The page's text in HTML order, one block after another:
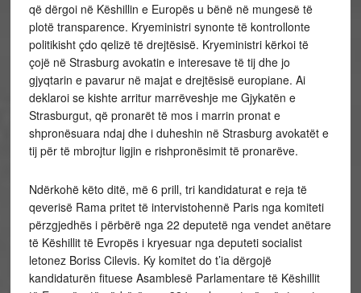
që dërgoi në Këshillin e Europës u bënë në mungesë të
plotë transparence. Kryeministri synonte të kontrollonte
politikisht çdo qelizë të drejtësisë. Kryeministri kërkoi të
çojë në Strasburg avokatin e interesave të tij dhe jo
gjyqtarin e pavarur në majat e drejtësisë europiane. Ai
deklaroi se kishte arritur marrëveshje me Gjykatën e
Strasburgut, që pronarët të mos i marrin pronat e
shpronësuara ndaj dhe i duheshin në Strasburg avokatët e
tij për të mbrojtur ligjin e rishpronësimit të pronarëve.
Ndërkohë këto ditë, më 6 prill, tri kandidaturat e reja të
qeverisë Rama pritet të intervistohennë Paris nga komiteti
përzgjedhës i përbërë nga 22 deputetë nga vendet anëtare
të Këshillit të Evropës i kryesuar nga deputeti socialist
letonez Boriss Cilevis. Ky komitet do t’ia dërgojë
kandidaturën fituese Asamblesë Parlamentare të Këshillit